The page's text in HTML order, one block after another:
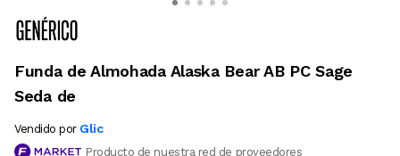
Funda de Almohada Alaska Bear AB PC Sage
Seda de
Vendido por Glic
Producto de nuestra red de proveedores